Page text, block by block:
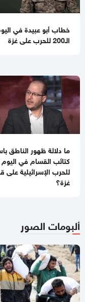
صحيفة عبرية تكشف..
03:46 مساءاً
بأوامر من نتنياهو
01:38 مساءاً
بمشاركة قطرية
الفلسطينية
11:24 صباحا
بالفيديو والصور
11:07 صباحا
10
والمغازي
ترحيب و تأكيد أميركي
07:58 مساءاً
حماس: مجزرة الخيام
النار
خطاب أبو عبيدة في
الـ200 للحرب على غزة
ما دلالة ظهور الناطق
للحرب الإسرائيلية على
غزة؟
ألبومات الصور